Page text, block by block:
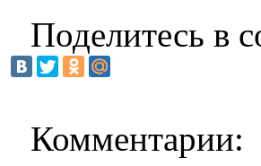
Поделитесь в
Комментарии: